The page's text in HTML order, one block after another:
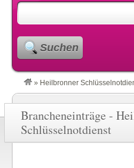
Suchen
» Heilbronner
Brancheneinträge -
Schlüsselnotdienst